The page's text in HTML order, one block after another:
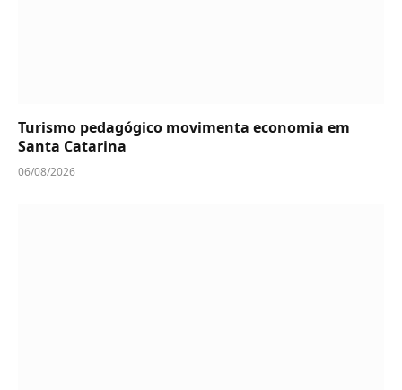
Turismo pedagógico movimenta economia em
Santa Catarina
06/08/2026